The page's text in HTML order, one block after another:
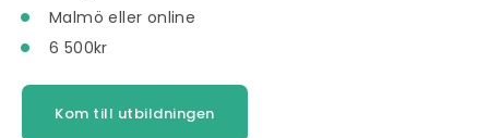
Malmö eller online
6 500kr
Kom till utbildningen